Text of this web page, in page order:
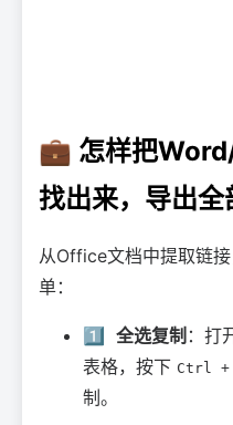
💼 怎样把
找出来，导出全
从Office文档中提取链
单：
1️⃣ 全选复制 ：打
表格，按下 Ctrl +
制。